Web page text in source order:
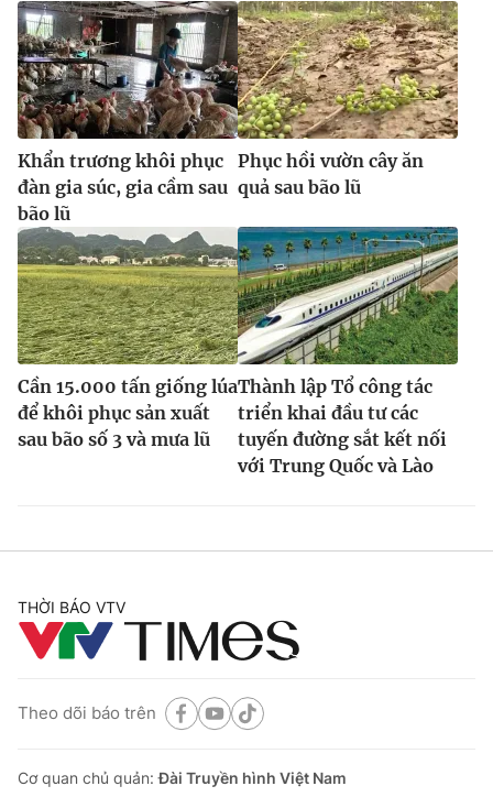
Khẩn trương khôi phục
đàn gia súc, gia cầm sau
bão lũ
Phục hồi vườn cây ăn
quả sau bão lũ
Cần 15.000 tấn giống lúa
để khôi phục sản xuất
sau bão số 3 và mưa lũ
Thành lập Tổ công tác
triển khai đầu tư các
tuyến đường sắt kết nối
với Trung Quốc và Lào
THỜI BÁO VTV
Theo dõi báo trên
Cơ quan chủ quản:Đài Truyền hình Việt Nam